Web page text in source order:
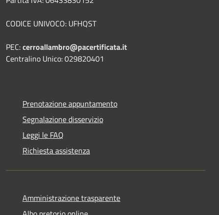
CODICE UNIVOCO: UFHQST
PEC:cerroallambro@pacertificata.it
Centralino Unico: 029820401
Prenotazione appuntamento
Segnalazione disservizio
Leggi le FAQ
Richiesta assistenza
Amministrazione trasparente